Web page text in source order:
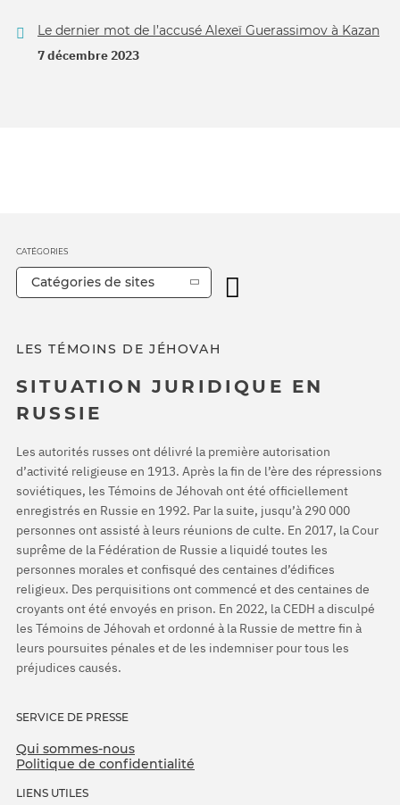
Le dernier mot de l’accusé Alexeï Guerassimov à Kazan
7 décembre 2023
LES TÉMOINS DE JÉHOVAH
SITUATION JURIDIQUE EN
RUSSIE
Les autorités russes ont délivré la première autorisation
d’activité religieuse en 1913. Après la fin de l’ère des répressions
soviétiques, les Témoins de Jéhovah ont été officiellement
enregistrés en Russie en 1992. Par la suite, jusqu’à 290 000
personnes ont assisté à leurs réunions de culte. En 2017, la Cour
suprême de la Fédération de Russie a liquidé toutes les
personnes morales et confisqué des centaines d’édifices
religieux. Des perquisitions ont commencé et des centaines de
croyants ont été envoyés en prison. En 2022, la CEDH a disculpé
les Témoins de Jéhovah et ordonné à la Russie de mettre fin à
leurs poursuites pénales et de les indemniser pour tous les
préjudices causés.
SERVICE DE PRESSE
Qui sommes-nous
Politique de confidentialité
LIENS UTILES
CATÉGORIES
Catégories de sites